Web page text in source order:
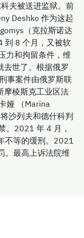
夫被送进监狱。前
Deshko 作为这起
（克拉斯诺达
到 8 个月，又被软
力和拘留条件，维
去世了。根据俄罗
事案件由俄罗斯联
摩棱斯克工业区法
娅 （Marina
沙列夫和德什科判
。2021 年 4 月，
不等的缓刑。2021
。最高上诉法院维